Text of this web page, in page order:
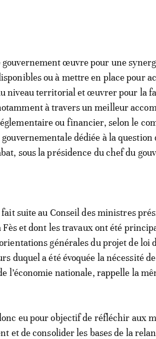
gouvernement œuvre pour une
ou à mettre en place pour
niveau territorial et œuvrer pour la
à travers un meilleur
ou financier, selon le
dédiée à la question
sous la présidence du chef du
suite au Conseil des ministres
Fès et dont les travaux ont été
générales du projet de loi
duquel a été évoquée la nécessité
l’économie nationale, rappelle la
eu pour objectif de réfléchir aux
et de consolider les bases de la